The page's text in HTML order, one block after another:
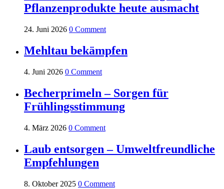
Pflanzenprodukte heute ausmacht
24. Juni 2026 0 Comment
Mehltau bekämpfen
4. Juni 2026 0 Comment
Becherprimeln – Sorgen für
Frühlingsstimmung
4. März 2026 0 Comment
Laub entsorgen – Umweltfreundliche
Empfehlungen
8. Oktober 2025 0 Comment